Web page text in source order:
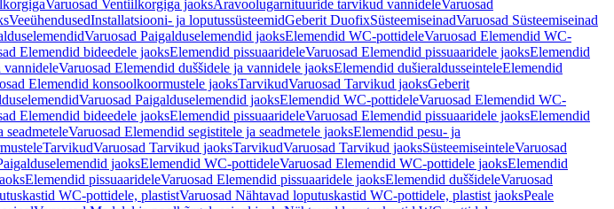
Varuosad Ventiilkorgiga jaoksÄravoolugarnituuride tarvikud vannideleVaruosad
VeeühendusedInstallatsiooni- ja loputussüsteemidGeberit DuofixSüsteemiseinadVaruosad Süsteemiseinad
Varuosad Paigalduselemendid jaoksElemendid WC-pottideleVaruosad Elemendid WC-
Elemendid bideedele jaoksElemendid pissuaarideleVaruosad Elemendid pissuaaridele jaoksElemendid
vannideleVaruosad Elemendid duššidele ja vannidele jaoksElemendid dušieraldusseinteleElemendid
Elemendid konsoolkoormustele jaoksTarvikudVaruosad Tarvikud jaoksGeberit
Varuosad Paigalduselemendid jaoksElemendid WC-pottideleVaruosad Elemendid WC-
Elemendid bideedele jaoksElemendid pissuaarideleVaruosad Elemendid pissuaaridele jaoksElemendid
seadmeteleVaruosad Elemendid segistitele ja seadmetele jaoksElemendid pesu- ja
TarvikudVaruosad Tarvikud jaoksTarvikudVaruosad Tarvikud jaoksSüsteemiseinteleVaruosad
jaoksElemendid WC-pottideleVaruosad Elemendid WC-pottidele jaoksElemendid
Elemendid pissuaarideleVaruosad Elemendid pissuaaridele jaoksElemendid duššideleVaruosad
WC-pottidele, plastistVaruosad Nähtavad loputuskastid WC-pottidele, plastist jaoksPeale